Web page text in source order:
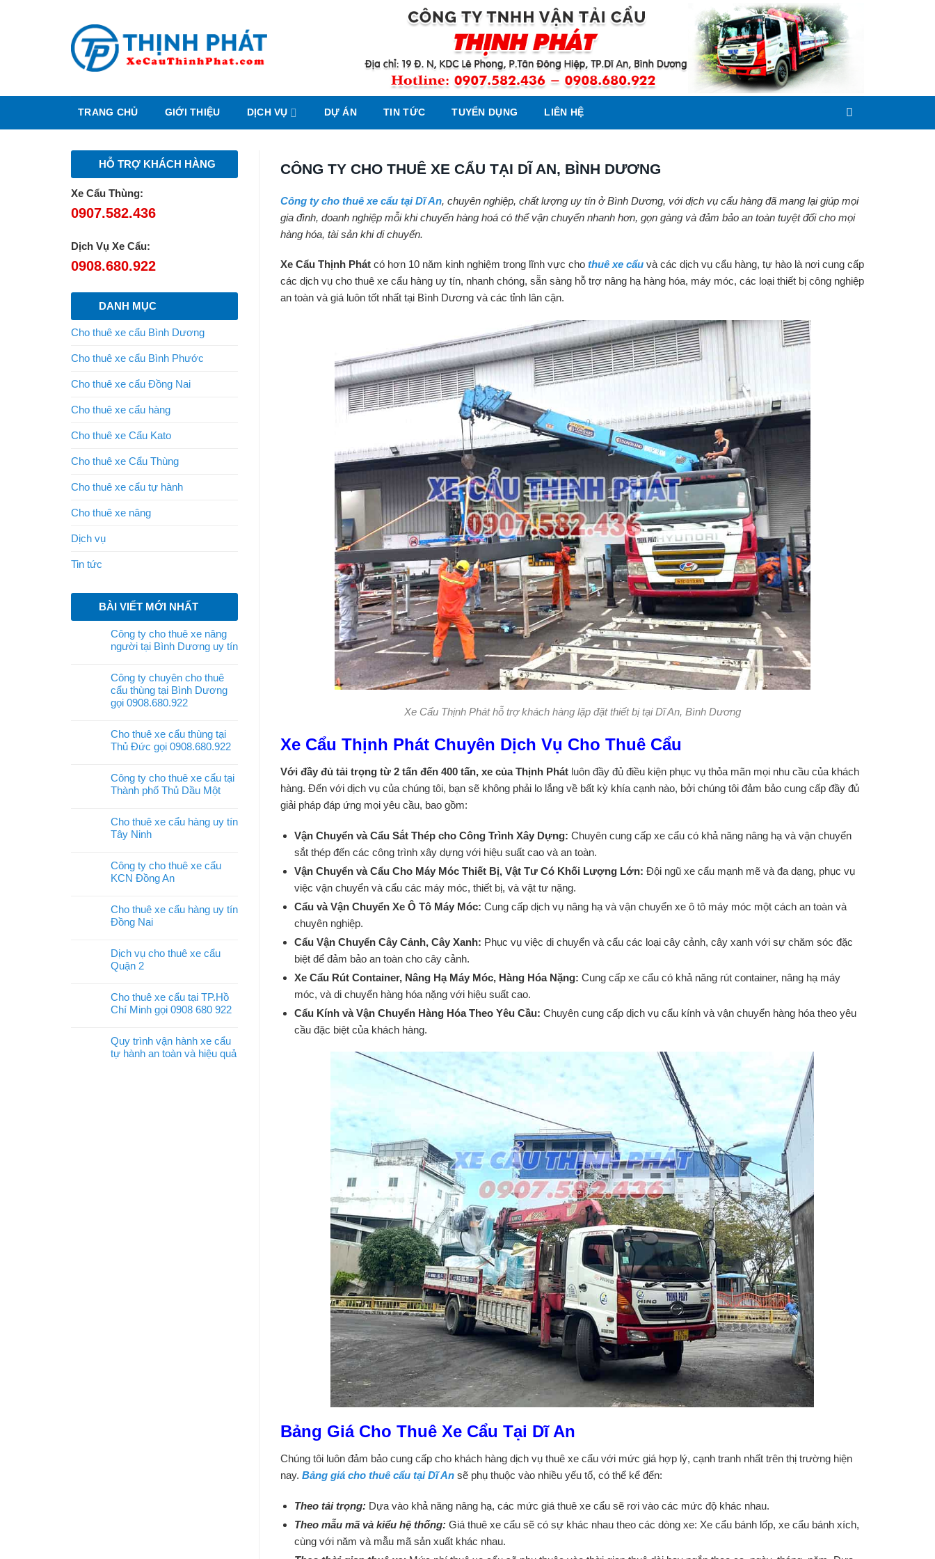
TRANG CHỦ GIỚI THIỆU DỊCH VỤ DỰ ÁN TIN TỨC TUYỂN DỤNG LIÊN HỆ
HỖ TRỢ KHÁCH HÀNG
Xe Cẩu Thùng:
0907.582.436
Dịch Vụ Xe Cẩu:
0908.680.922
DANH MỤC
Cho thuê xe cẩu Bình Dương
Cho thuê xe cẩu Bình Phước
Cho thuê xe cẩu Đồng Nai
Cho thuê xe cẩu hàng
Cho thuê xe Cẩu Kato
Cho thuê xe Cẩu Thùng
Cho thuê xe cẩu tự hành
Cho thuê xe nâng
Dịch vụ
Tin tức
BÀI VIẾT MỚI NHẤT
Công ty cho thuê xe nâng
người tại Bình Dương uy tín
Công ty chuyên cho thuê
cẩu thùng tại Bình Dương
gọi 0908.680.922
Cho thuê xe cẩu thùng tại
Thủ Đức gọi 0908.680.922
Công ty cho thuê xe cẩu tại
Thành phố Thủ Dầu Một
Cho thuê xe cẩu hàng uy tín
Tây Ninh
Công ty cho thuê xe cẩu
KCN Đồng An
Cho thuê xe cẩu hàng uy tín
Đồng Nai
Dịch vụ cho thuê xe cẩu
Quận 2
Cho thuê xe cẩu tại TP.Hồ
Chí Minh gọi 0908 680 922
Quy trình vận hành xe cẩu
tự hành an toàn và hiệu quả
CÔNG TY CHO THUÊ XE CẨU TẠI DĨ AN, BÌNH DƯƠNG
Công ty cho thuê xe cẩu tại Dĩ An, chuyên nghiệp, chất lượng uy tín ở Bình Dương, với dịch vụ cẩu hàng đã mang lại giúp mọi
gia đình, doanh nghiệp mỗi khi chuyển hàng hoá có thể vận chuyển nhanh hơn, gọn gàng và đảm bảo an toàn tuyệt đối cho mọi
hàng hóa, tài sản khi di chuyển.
Xe Cẩu Thịnh Phát có hơn 10 năm kinh nghiệm trong lĩnh vực cho thuê xe cẩu và các dịch vụ cẩu hàng, tự hào là nơi cung cấp
các dịch vụ cho thuê xe cẩu hàng uy tín, nhanh chóng, sẵn sàng hỗ trợ nâng hạ hàng hóa, máy móc, các loại thiết bị công nghiệp
an toàn và giá luôn tốt nhất tại Bình Dương và các tỉnh lân cận.
Xe Cẩu Thịnh Phát hỗ trợ khách hàng lặp đặt thiết bị tại Dĩ An, Bình Dương
Xe Cẩu Thịnh Phát Chuyên Dịch Vụ Cho Thuê Cẩu
Với đầy đủ tải trọng từ 2 tấn đến 400 tấn, xe của Thịnh Phát luôn đầy đủ điều kiện phục vụ thỏa mãn mọi nhu cầu của khách
hàng. Đến với dịch vụ của chúng tôi, bạn sẽ không phải lo lắng về bất kỳ khía cạnh nào, bởi chúng tôi đảm bảo cung cấp đầy đủ
giải pháp đáp ứng mọi yêu cầu, bao gồm:
Vận Chuyển và Cẩu Sắt Thép cho Công Trình Xây Dựng: Chuyên cung cấp xe cẩu có khả năng nâng hạ và vận chuyển
sắt thép đến các công trình xây dựng với hiệu suất cao và an toàn.
Vận Chuyển và Cẩu Cho Máy Móc Thiết Bị, Vật Tư Có Khối Lượng Lớn: Đội ngũ xe cẩu mạnh mẽ và đa dạng, phục vụ
việc vận chuyển và cẩu các máy móc, thiết bị, và vật tư nặng.
Cẩu và Vận Chuyển Xe Ô Tô Máy Móc: Cung cấp dịch vụ nâng hạ và vận chuyển xe ô tô máy móc một cách an toàn và
chuyên nghiệp.
Cẩu Vận Chuyển Cây Cảnh, Cây Xanh: Phục vụ việc di chuyển và cẩu các loại cây cảnh, cây xanh với sự chăm sóc đặc
biệt để đảm bảo an toàn cho cây cảnh.
Xe Cẩu Rút Container, Nâng Hạ Máy Móc, Hàng Hóa Nặng: Cung cấp xe cẩu có khả năng rút container, nâng hạ máy
móc, và di chuyển hàng hóa nặng với hiệu suất cao.
Cẩu Kính và Vận Chuyển Hàng Hóa Theo Yêu Cầu: Chuyên cung cấp dịch vụ cẩu kính và vận chuyển hàng hóa theo yêu
cầu đặc biệt của khách hàng.
Bảng Giá Cho Thuê Xe Cẩu Tại Dĩ An
Chúng tôi luôn đảm bảo cung cấp cho khách hàng dịch vụ thuê xe cẩu với mức giá hợp lý, cạnh tranh nhất trên thị trường hiện
nay. Bảng giá cho thuê cẩu tại Dĩ An sẽ phụ thuộc vào nhiều yếu tố, có thể kể đến:
Theo tải trọng: Dựa vào khả năng nâng hạ, các mức giá thuê xe cẩu sẽ rơi vào các mức độ khác nhau.
Theo mẫu mã và kiểu hệ thống:Giá thuê xe cẩu sẽ có sự khác nhau theo các dòng xe: Xe cẩu bánh lốp, xe cẩu bánh xích,
cùng với năm và mẫu mã sản xuất khác nhau.